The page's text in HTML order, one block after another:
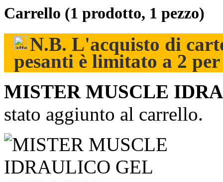
Carrello (1 prodotto, 1 pezzo)
N.B. L'acquisto di
pesanti è limitato a 2 per
MISTER MUSCLE
stato aggiunto al carrello.